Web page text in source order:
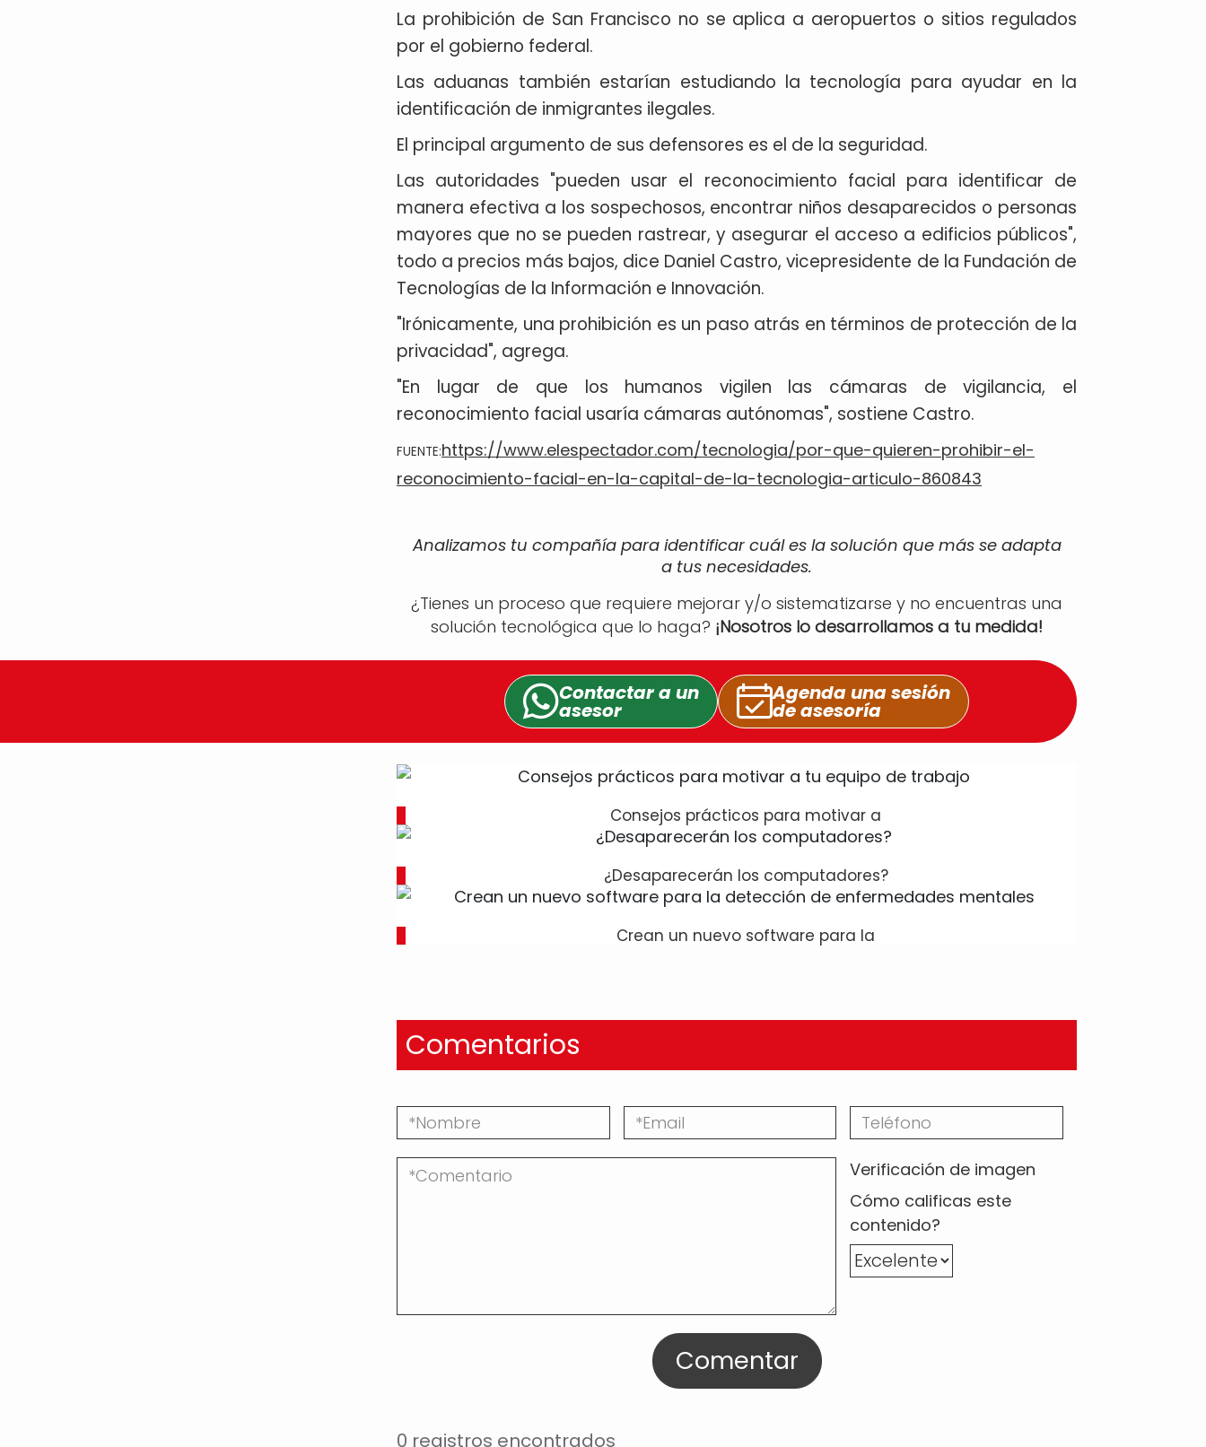
La prohibición de San Francisco no se aplica a aeropuertos o sitios regulados
por el gobierno federal.
Las aduanas también estarían estudiando la tecnología para ayudar en la
identificación de inmigrantes ilegales.
El principal argumento de sus defensores es el de la seguridad.
Las autoridades "pueden usar el reconocimiento facial para identificar de
manera efectiva a los sospechosos, encontrar niños desaparecidos o personas
mayores que no se pueden rastrear, y asegurar el acceso a edificios públicos",
todo a precios más bajos, dice Daniel Castro, vicepresidente de la Fundación de
Tecnologías de la Información e Innovación.
"Irónicamente, una prohibición es un paso atrás en términos de protección de la
privacidad", agrega.
"En lugar de que los humanos vigilen las cámaras de vigilancia, el
reconocimiento facial usaría cámaras autónomas", sostiene Castro.
FUENTE:https://www.elespectador.com/tecnologia/por-que-quieren-prohibir-el-
reconocimiento-facial-en-la-capital-de-la-tecnologia-articulo-860843
Analizamos tu compañía para identificar cuál es la solución que más se adapta
a tus necesidades.
¿Tienes un proceso que requiere mejorar y/o sistematizarse y no encuentras una
solución tecnológica que lo haga? ¡Nosotros lo desarrollamos a tu medida!
Contactar a un
asesor
Agenda una sesión
de asesoría
Consejos prácticos para motivar a
¿Desaparecerán los computadores?
Crean un nuevo software para la
Comentarios
Verificación de imagen
Cómo calificas este
contenido?
Comentar
0 registros encontrados